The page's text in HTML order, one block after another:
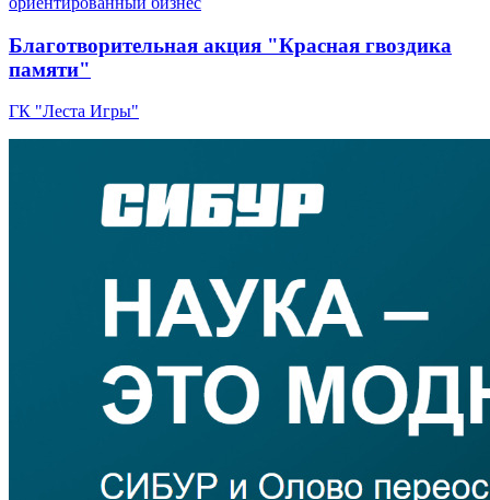
Благотворительная акция "Красная гвоздика
памяти"
ГК "Леста Игры"